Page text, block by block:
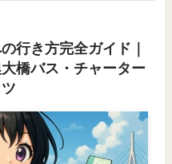
行き方完全ガイド｜
橋バス・チャーター